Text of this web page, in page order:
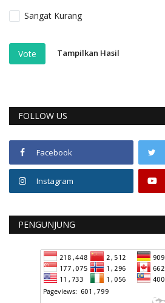
Sangat Kurang
Vote Tampilkan Hasil
FOLLOW US
Facebook
Instagram
PENGUNJUNG